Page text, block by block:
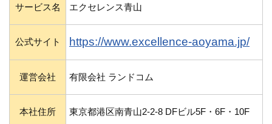
サービス名 エクセレンス青山
公式サイト https://www.excellence-aoyama.jp/
運営会社 有限会社 ランドコム
本社住所 東京都港区南青山2-2-8 DFビル5F・6F・10F